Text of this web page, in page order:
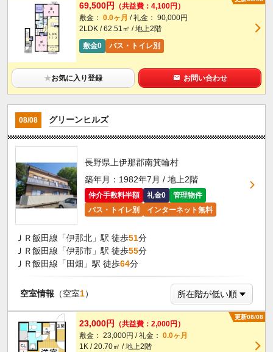
69,500円
（共益費：4,100円）
敷金： 0.0ヶ月 / 礼金： 90,000円
2LDK / 62.51㎡ / 地上2階
敷金0
バス・トイレ別
★お気に入り登録 お問い合わせ
08/08 グリーンヒルズ
長野県上伊那郡南箕輪村
築年月：1982年7月 / 地上2階
仲介手数料半額 礼金0
管理物件
バス・トイレ別
インターネット無料
ＪＲ飯田線「伊那北」駅 徒歩51分
ＪＲ飯田線「伊那市」駅 徒歩55分
ＪＲ飯田線「田畑」駅 徒歩64分
空室情報 （空室1）
更新08/08
23,000円
（共益費：2,000円）
敷金： 23,000円 / 礼金： 0.0ヶ月
1K / 20.70㎡ / 地上2階